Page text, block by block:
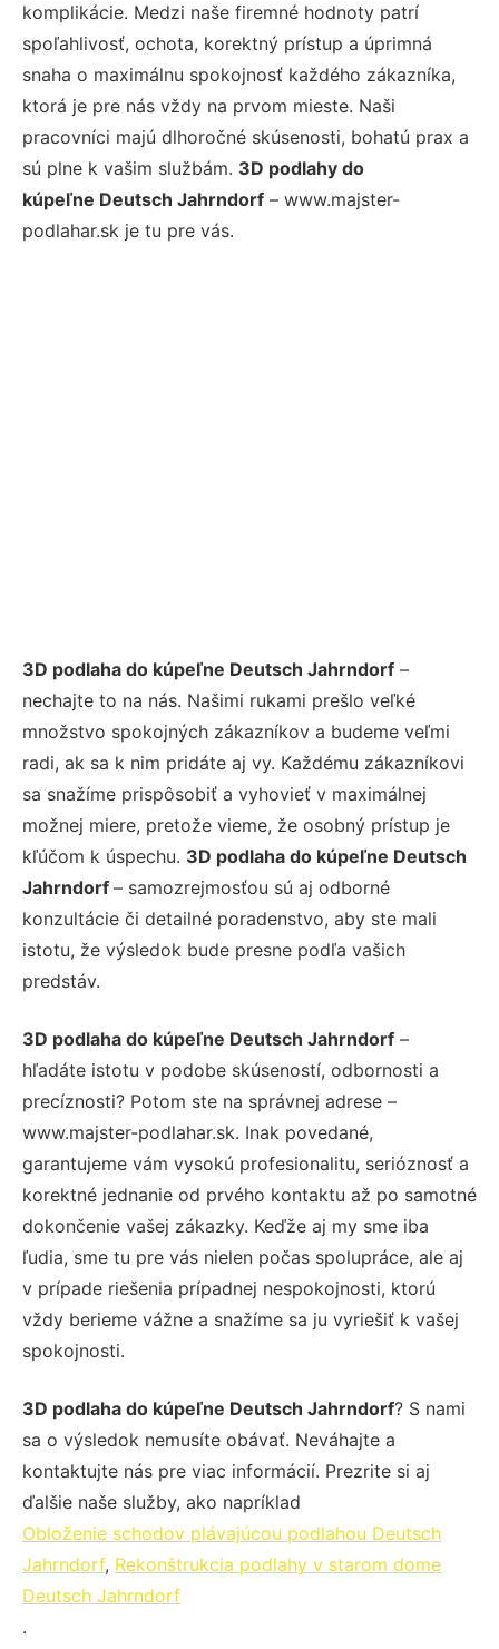
komplikácie. Medzi naše firemné hodnoty patrí
spoľahlivosť, ochota, korektný prístup a úprimná
snaha o maximálnu spokojnosť každého zákazníka,
ktorá je pre nás vždy na prvom mieste. Naši
pracovníci majú dlhoročné skúsenosti, bohatú prax a
sú plne k vašim službám. 3D podlahy do
kúpeľne Deutsch Jahrndorf – www.majster-
podlahar.sk je tu pre vás.
3D podlaha do kúpeľne Deutsch Jahrndorf –
nechajte to na nás. Našimi rukami prešlo veľké
množstvo spokojných zákazníkov a budeme veľmi
radi, ak sa k nim pridáte aj vy. Každému zákazníkovi
sa snažíme prispôsobiť a vyhovieť v maximálnej
možnej miere, pretože vieme, že osobný prístup je
kľúčom k úspechu. 3D podlaha do kúpeľne Deutsch
Jahrndorf – samozrejmosťou sú aj odborné
konzultácie či detailné poradenstvo, aby ste mali
istotu, že výsledok bude presne podľa vašich
predstáv.
3D podlaha do kúpeľne Deutsch Jahrndorf –
hľadáte istotu v podobe skúseností, odbornosti a
precíznosti? Potom ste na správnej adrese –
www.majster-podlahar.sk. Inak povedané,
garantujeme vám vysokú profesionalitu, serióznosť a
korektné jednanie od prvého kontaktu až po samotné
dokončenie vašej zákazky. Keďže aj my sme iba
ľudia, sme tu pre vás nielen počas spolupráce, ale aj
v prípade riešenia prípadnej nespokojnosti, ktorú
vždy berieme vážne a snažíme sa ju vyriešiť k vašej
spokojnosti.
3D podlaha do kúpeľne Deutsch Jahrndorf? S nami
sa o výsledok nemusíte obávať. Neváhajte a
kontaktujte nás pre viac informácií. Prezrite si aj
ďalšie naše služby, ako napríklad
Obloženie schodov plávajúcou podlahou Deutsch
Jahrndorf, Rekonštrukcia podlahy v starom dome
Deutsch Jahrndorf
.